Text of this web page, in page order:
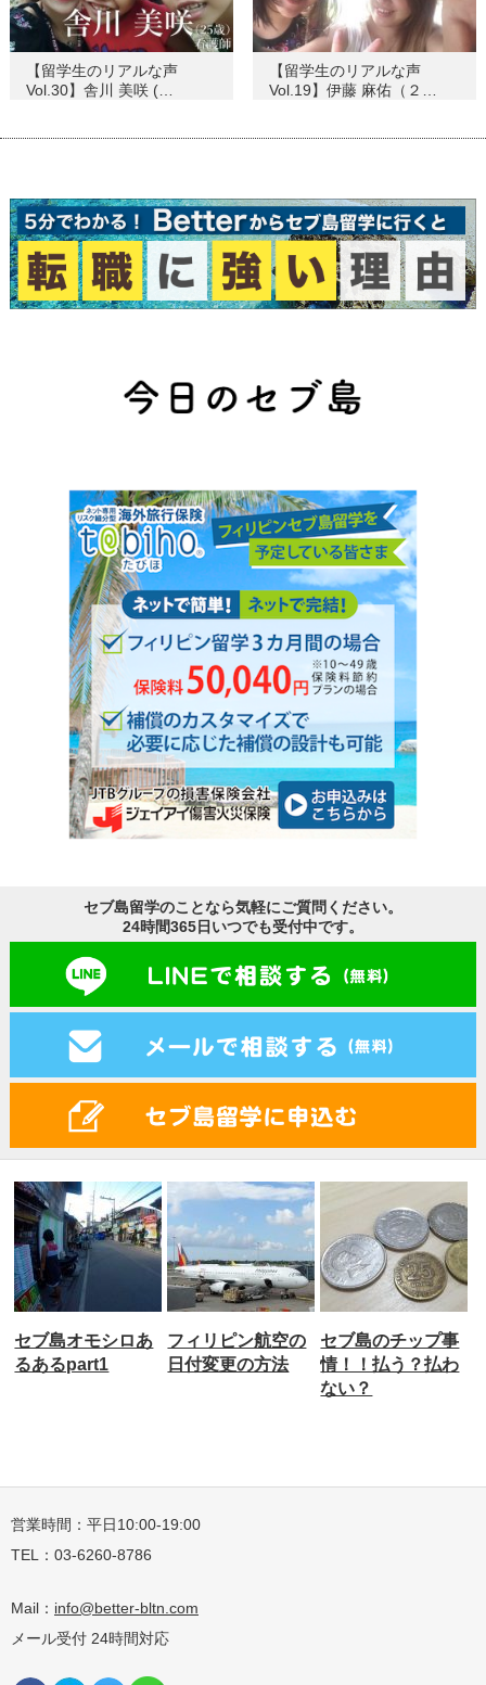
【留学生のリアルな声
Vol.30】舎川 美咲 (…
【留学生のリアルな声
Vol.19】伊藤 麻佑（２…
セブ島留学のことなら気軽にご質問ください。
24時間365日いつでも受付中です。
セブ島オモシロあ
るあるpart1
フィリピン航空の
日付変更の方法
セブ島のチップ事
情！！払う？払わ
ない？
営業時間：平日10:00-19:00
TEL：03-6260-8786
Mail： info@better-bltn.com
メール受付 24時間対応